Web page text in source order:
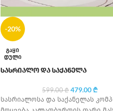
-20%
ᲒᲐᲧᲘ
ᲓᲣᲚᲘ
სასრიალო და საქანელა
599.00₾ 479.00₾
სასრიალოსა და საქანელას